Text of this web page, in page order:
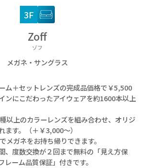
3F
Zoff
ゾフ
メガネ・サングラス
ム＋セットレンズの完成品価格で￥5,500
ンにこだわったアイウェアを約1600本以上
以上のカラーレンズを組み合わせ、オリジ
ます。（＋￥3,000～）
メガネをお持ち帰りできます。
、度数交換が２回まで無料の「見え方保
ーム品質保証」付きです。